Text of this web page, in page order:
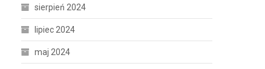
sierpień 2024
lipiec 2024
maj 2024